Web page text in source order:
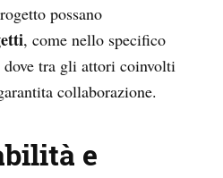
possano
, come nello specifico
tra gli attori coinvolti
collaborazione.
e